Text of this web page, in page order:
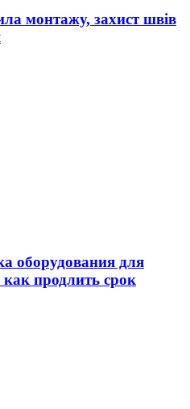
монтажу, захист швів
оборудования для
продлить срок